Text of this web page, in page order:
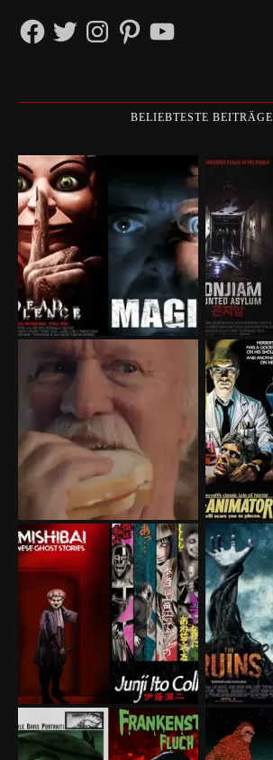
FacebookTwitterInstagramPinterestYouTube
BELIEBTESTE BEITRÄGE